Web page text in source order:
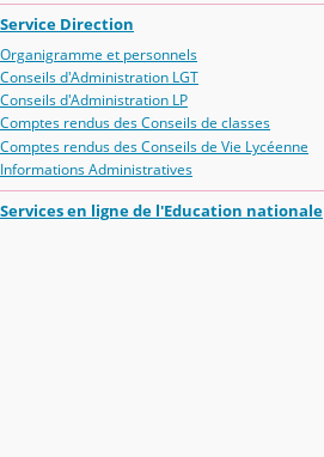
Service Direction
Organigramme et personnels
Conseils d'Administration LGT
Conseils d'Administration LP
Comptes rendus des Conseils de classes
Comptes rendus des Conseils de Vie Lycéenne
Informations Administratives
Services en ligne de l'Education nationale